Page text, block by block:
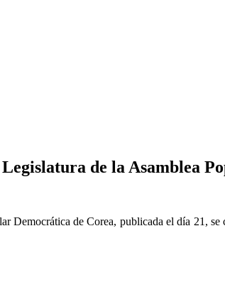
de la Asamblea
Democrática de Corea, publicada el día 21,